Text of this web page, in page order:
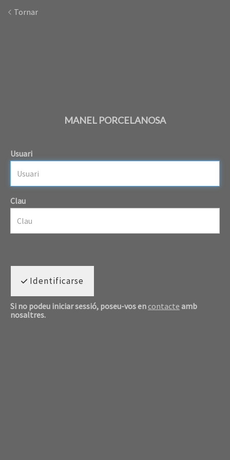
Tornar
MANEL PORCELANOSA
Usuari
Clau
Identificarse
Si no podeu iniciar sessió, poseu-vos en contacte amb
nosaltres.